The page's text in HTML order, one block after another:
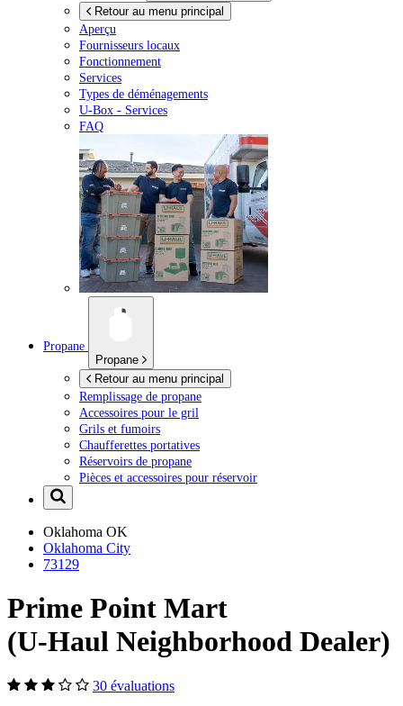
Retour au menu principal
Aperçu
Fournisseurs locaux
Fonctionnement
Services
Types de déménagements
U-Box - Services
FAQ
Propane
Propane
Retour au menu principal
Remplissage de propane
Accessoires pour le gril
Grils et fumoirs
Chaufferettes portatives
Réservoirs de propane
Pièces et accessoires pour réservoir
Oklahoma OK
Oklahoma City
73129
Prime Point Mart
(U-Haul Neighborhood Dealer)
30 évaluations